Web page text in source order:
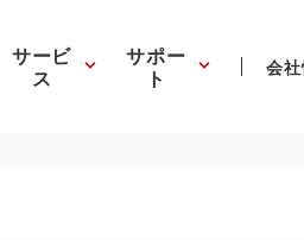
サービ
ス
サポー
ト 会